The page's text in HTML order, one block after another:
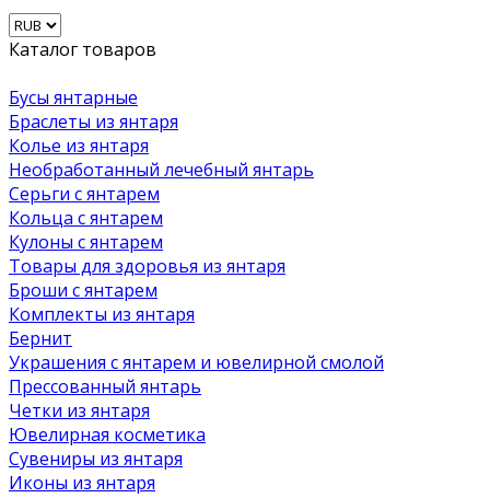
Каталог товаров
Бусы янтарные
Браслеты из янтаря
Колье из янтаря
Необработанный лечебный янтарь
Серьги с янтарем
Кольца с янтарем
Кулоны с янтарем
Товары для здоровья из янтаря
Броши с янтарем
Комплекты из янтаря
Бернит
Украшения с янтарем и ювелирной смолой
Прессованный янтарь
Четки из янтаря
Ювелирная косметика
Сувениры из янтаря
Иконы из янтаря